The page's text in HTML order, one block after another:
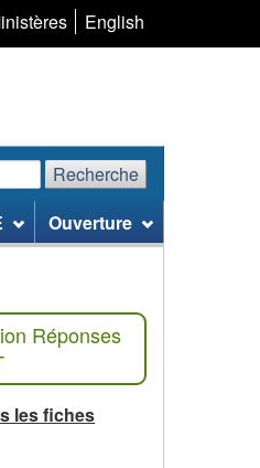
Sélection
langue
English
Recherche
Ouverture
Réponses
les fiches